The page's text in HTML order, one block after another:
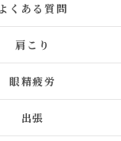
よくある質問
肩こり
眼精疲労
出張